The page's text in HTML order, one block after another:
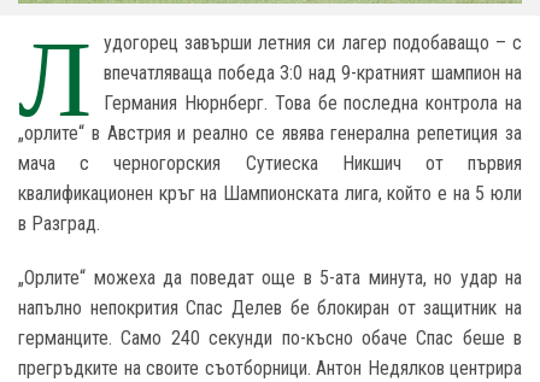
Л
удогорец завърши летния си лагер подобаващо – с
впечатляваща победа 3:0 над 9-кратният шампион на
Германия Нюрнберг. Това бе последна контрола на
„орлите“ в Австрия и реално се явява генерална репетиция за
мача с черногорския Сутиеска Никшич от първия
квалификационен кръг на Шампионската лига, който е на 5 юли
в Разград.
„Орлите“ можеха да поведат още в 5-ата минута, но удар на
напълно непокрития Спас Делев бе блокиран от защитник на
германците. Само 240 секунди по-късно обаче Спас беше в
прегръдките на своите съотборници. Антон Недялков центрира